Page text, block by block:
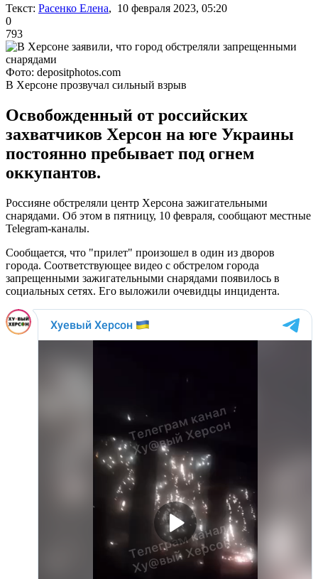
Текст: Расенко Елена, 10 февраля 2023, 05:20
0
793
Фото: depositphotos.com
В Херсоне прозвучал сильный взрыв
Освобожденный от российских
захватчиков Херсон на юге Украины
постоянно пребывает под огнем
оккупантов.
Россияне обстреляли центр Херсона зажигательными
снарядами. Об этом в пятницу, 10 февраля, сообщают местные
Telegram-каналы.
Сообщается, что "прилет" произошел в один из дворов
города. Соответствующее видео с обстрелом города
запрещенными зажигательными снарядами появилось в
социальных сетях. Его выложили очевидцы инцидента.